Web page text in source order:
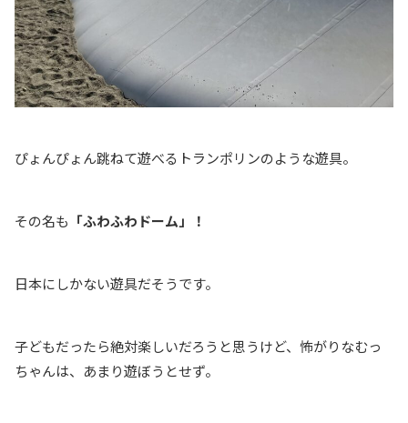
ぴょんぴょん跳ねて遊べるトランポリンのような遊具。
その名も 「ふわふわドーム」！
日本にしかない遊具だそうです。
子どもだったら絶対楽しいだろうと思うけど、怖がりなむっ
ちゃんは、あまり遊ぼうとせず。